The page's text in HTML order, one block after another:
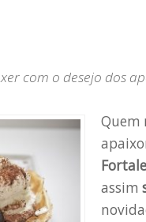
com o desejo dos
Quem
assim